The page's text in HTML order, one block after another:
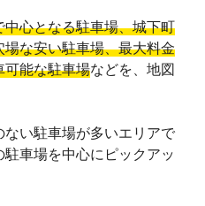
中心となる駐車場、城下町
な安い駐車場、最大料金
可能な駐車場などを、地図
い駐車場が多いエリアで
車場を中心にピックアッ